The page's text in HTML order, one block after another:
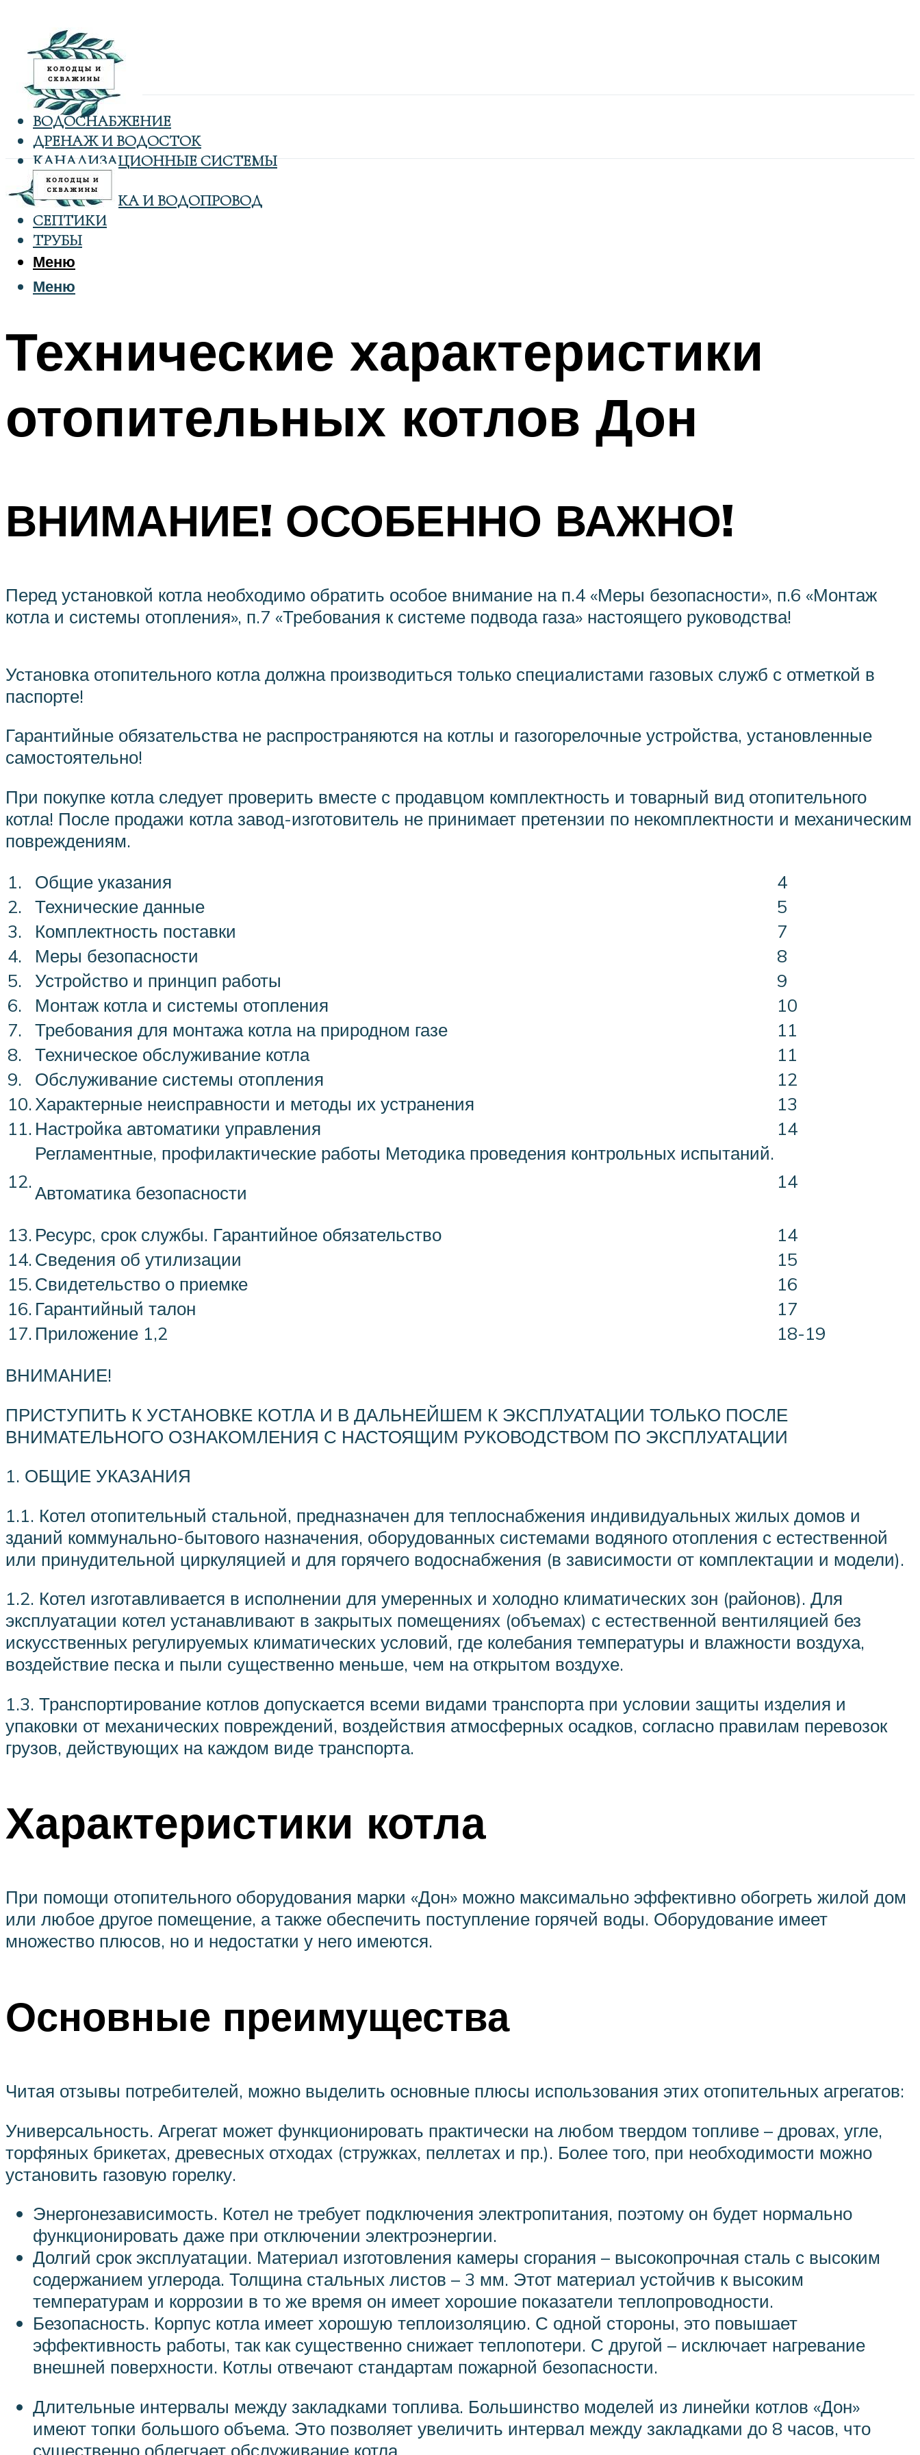
ВОДОСНАБЖЕНИЕ
ДРЕНАЖ И ВОДОСТОК
КАНАЛИЗАЦИОННЫЕ СИСТЕМЫ
КОЛОДЦЫ
САНТЕХНИКА И ВОДОПРОВОД
СЕПТИКИ
ТРУБЫ
Меню
Меню
Технические характеристики
отопительных котлов Дон
ВНИМАНИЕ! ОСОБЕННО ВАЖНО!
Перед установкой котла необходимо обратить особое внимание на п.4 «Меры безопасности», п.6 «Монтаж
котла и системы отопления», п.7 «Требования к системе подвода газа» настоящего руководства!
Установка отопительного котла должна производиться только специалистами газовых служб с отметкой в
паспорте!
Гарантийные обязательства не распространяются на котлы и газогорелочные устройства, установленные
самостоятельно!
При покупке котла следует проверить вместе с продавцом комплектность и товарный вид отопительного
котла! После продажи котла завод-изготовитель не принимает претензии по некомплектности и механическим
повреждениям.
1.
Общие указания
4
2.
Технические данные
5
3.
Комплектность поставки
7
4.
Меры безопасности
8
5.
Устройство и принцип работы
9
6.
Монтаж котла и системы отопления
10
7.
Требования для монтажа котла на природном газе
11
8.
Техническое обслуживание котла
11
9.
Обслуживание системы отопления
12
10. Характерные неисправности и методы их устранения
13
11. Настройка автоматики управления 14
12.
Регламентные, профилактические работы Методика проведения контрольных испытаний.
Автоматика безопасности
14
13. Ресурс, срок службы. Гарантийное обязательство
14
14. Сведения об утилизации
15
15. Свидетельство о приемке
16
16. Гарантийный талон
17
17. Приложение 1,2
18-19
ВНИМАНИЕ!
ПРИСТУПИТЬ К УСТАНОВКЕ КОТЛА И В ДАЛЬНЕЙШЕМ К ЭКСПЛУАТАЦИИ ТОЛЬКО ПОСЛЕ
ВНИМАТЕЛЬНОГО ОЗНАКОМЛЕНИЯ С НАСТОЯЩИМ РУКОВОДСТВОМ ПО ЭКСПЛУАТАЦИИ
1. ОБЩИЕ УКАЗАНИЯ
1.1. Котел отопительный стальной, предназначен для теплоснабжения индивидуальных жилых домов и
зданий коммунально-бытового назначения, оборудованных системами водяного отопления с естественной
или принудительной циркуляцией и для горячего водоснабжения (в зависимости от комплектации и модели).
1.2. Котел изготавливается в исполнении для умеренных и холодно климатических зон (районов). Для
эксплуатации котел устанавливают в закрытых помещениях (объемах) с естественной вентиляцией без
искусственных регулируемых климатических условий, где колебания температуры и влажности воздуха,
воздействие песка и пыли существенно меньше, чем на открытом воздухе.
1.3. Транспортирование котлов допускается всеми видами транспорта при условии защиты изделия и
упаковки от механических повреждений, воздействия атмосферных осадков, согласно правилам перевозок
грузов, действующих на каждом виде транспорта.
Характеристики котла
При помощи отопительного оборудования марки «Дон» можно максимально эффективно обогреть жилой дом
или любое другое помещение, а также обеспечить поступление горячей воды. Оборудование имеет
множество плюсов, но и недостатки у него имеются.
Основные преимущества
Читая отзывы потребителей, можно выделить основные плюсы использования этих отопительных агрегатов:
Универсальность. Агрегат может функционировать практически на любом твердом топливе – дровах, угле,
торфяных брикетах, древесных отходах (стружках, пеллетах и пр.). Более того, при необходимости можно
установить газовую горелку.
Энергонезависимость. Котел не требует подключения электропитания, поэтому он будет нормально
функционировать даже при отключении электроэнергии.
Долгий срок эксплуатации. Материал изготовления камеры сгорания – высокопрочная сталь с высоким
содержанием углерода. Толщина стальных листов – 3 мм. Этот материал устойчив к высоким
температурам и коррозии в то же время он имеет хорошие показатели теплопроводности.
Безопасность. Корпус котла имеет хорошую теплоизоляцию. С одной стороны, это повышает
эффективность работы, так как существенно снижает теплопотери. С другой – исключает нагревание
внешней поверхности. Котлы отвечают стандартам пожарной безопасности.
Длительные интервалы между закладками топлива. Большинство моделей из линейки котлов «Дон»
имеют топки большого объема. Это позволяет увеличить интервал между закладками до 8 часов, что
существенно облегчает обслуживание котла.